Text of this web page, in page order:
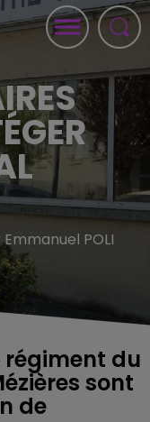
Emmanuel POLI
régiment du
sont
de